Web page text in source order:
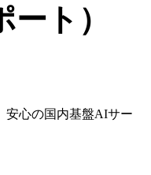
ート）
安心の国内基盤AIサー